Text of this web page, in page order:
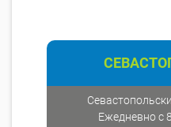
Ежедневно с